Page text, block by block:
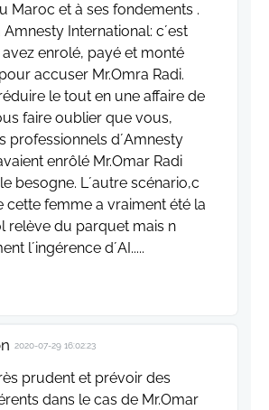
Maroc et à ses fondements .
International: c´est
enrolé, payé et monté
accuser Mr.Omra Radi.
le tout en une affaire de
faire oublier que vous,
professionnels d´Amnesty
enrôlé Mr.Omar Radi
besogne. L´autre scénario,c
cette femme a vraiment été la
relève du parquet mais n
l´ingérence d´AI.....
2020-07-29 16:02:23
prudent et prévoir des
dans le cas de Mr.Omar